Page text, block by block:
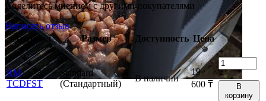
Поделитесь мнением с другими покупателями
Написать отзыв
Артикул
Размер Доступность Цена
RM
TCDFST
Standard
(Стандартный)
В наличии
19
600 ₸
+
−
В
корзину